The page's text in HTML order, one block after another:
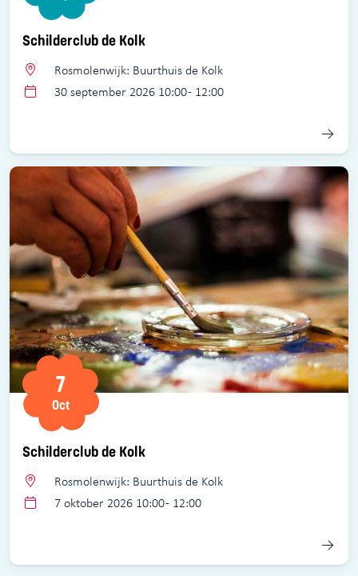
Schilderclub de Kolk
Rosmolenwijk: Buurthuis de Kolk
30 september 2026 10:00 - 12:00
Schilderclub de Kolk
7
Oct
Rosmolenwijk: Buurthuis de Kolk
7 oktober 2026 10:00 - 12:00